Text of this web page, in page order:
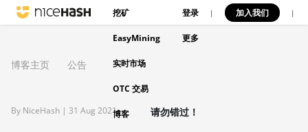
挖矿
EasyMining
实时市场
OTC 交易
博客
登录 | 加入我们 |
更多
博客主页 公告
By NiceHash | 31 Aug 2021 请勿错过！